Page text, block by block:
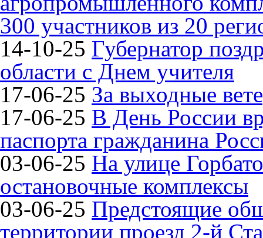
300 участников из 20
14-10-25 Губернатор
области с Днем учителя
17-06-25 За выходные
17-06-25 В День России
паспорта гражданина
03-06-25 На улице
остановочные комплексы
03-06-25 Предстоящие
территории проезд 2-й